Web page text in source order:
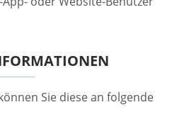
Sie diese an folgende